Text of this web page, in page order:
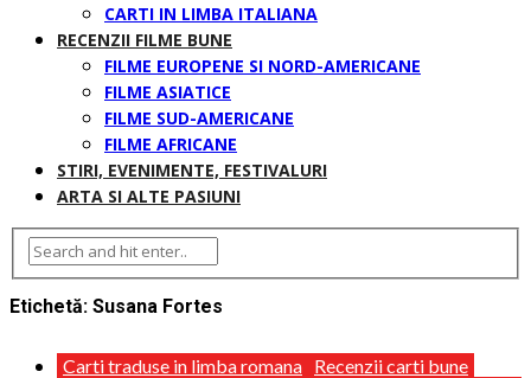
CARTI IN LIMBA ITALIANA
RECENZII FILME BUNE
FILME EUROPENE SI NORD-AMERICANE
FILME ASIATICE
FILME SUD-AMERICANE
FILME AFRICANE
STIRI, EVENIMENTE, FESTIVALURI
ARTA SI ALTE PASIUNI
Etichetă: Susana Fortes
Carti traduse in limba romana Recenzii carti bune